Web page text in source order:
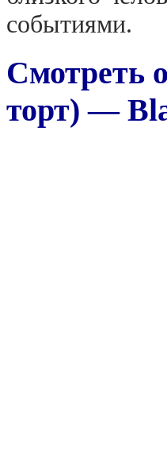
событиями.
Смотреть
торт) —